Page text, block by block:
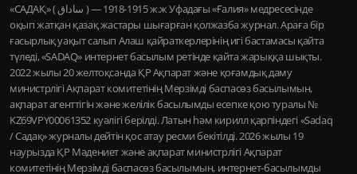
«САДАҚ» ( ساداق ) — 1915-1918 ж.ж Уфадағы «Ғалия» медресесінде
оқып жатқан қазақ жастары шығарған қолжазба журнал. Араға бір
ғасырлық уақыт салып Алаш қайраткерлерінің игі бастамасы қайта
түледі, «SADAQ» интернет басылым ретінде қайта жарыққа шықты.
2022 жылы 20 желтоқсанда ҚР Ақпарат және қоғамдық даму
министрлігі Ақпарат комитетінің Мерзімді баспасөз басылымын,
ақпарат агенттігін және желілік басылымды есепке қою туралы №
KZ69VPY00061352 куәлігі берілді. Латын һәм кирилл қарпіндегі «Sadaq
/ Садақ» журналы дейтін қос атау ресми бекітілді. 2026 жылы 19
наурызда ҚР Мәдениет және ақпарат министрлігі Ақпарат
комитетінің Мерзімді баспасөз басылымын, интернет-басылымды